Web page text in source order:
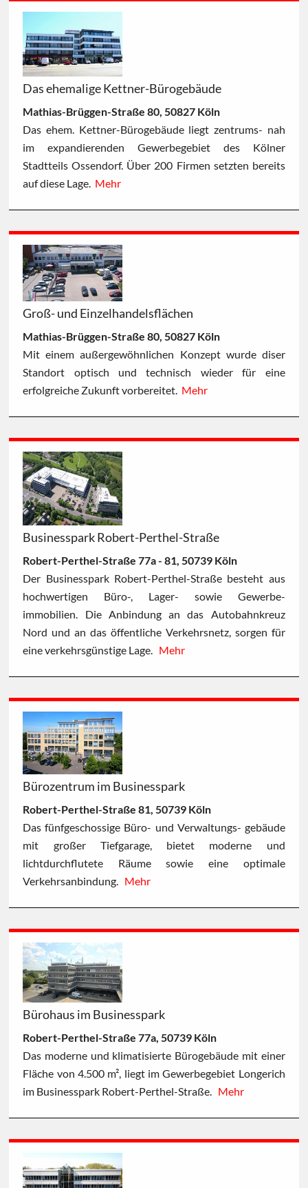
Das ehemalige Kettner-Bürogebäude
Mathias-Brüggen-Straße 80, 50827 Köln
Das ehem. Kettner-Bürogebäude liegt zentrums- nah
im expandierenden Gewerbegebiet des Kölner
Stadtteils Ossendorf. Über 200 Firmen setzten bereits
auf diese Lage. Mehr
Groß- und Einzelhandelsflächen
Mathias-Brüggen-Straße 80, 50827 Köln
Mit einem außergewöhnlichen Konzept wurde diser
Standort optisch und technisch wieder für eine
erfolgreiche Zukunft vorbereitet. Mehr
Businesspark Robert-Perthel-Straße
Robert-Perthel-Straße 77a - 81, 50739 Köln
Der Businesspark Robert-Perthel-Straße besteht aus
hochwertigen Büro-, Lager- sowie Gewerbe-
immobilien. Die Anbindung an das Autobahnkreuz
Nord und an das öffentliche Verkehrsnetz, sorgen für
eine verkehrsgünstige Lage. Mehr
Bürozentrum im Businesspark
Robert-Perthel-Straße 81, 50739 Köln
Das fünfgeschossige Büro- und Verwaltungs- gebäude
mit großer Tiefgarage, bietet moderne und
lichtdurchflutete Räume sowie eine optimale
Verkehrsanbindung. Mehr
Bürohaus im Businesspark
Robert-Perthel-Straße 77a, 50739 Köln
Das moderne und klimatisierte Bürogebäude mit einer
Fläche von 4.500 m², liegt im Gewerbegebiet Longerich
im Businesspark Robert-Perthel-Straße. Mehr